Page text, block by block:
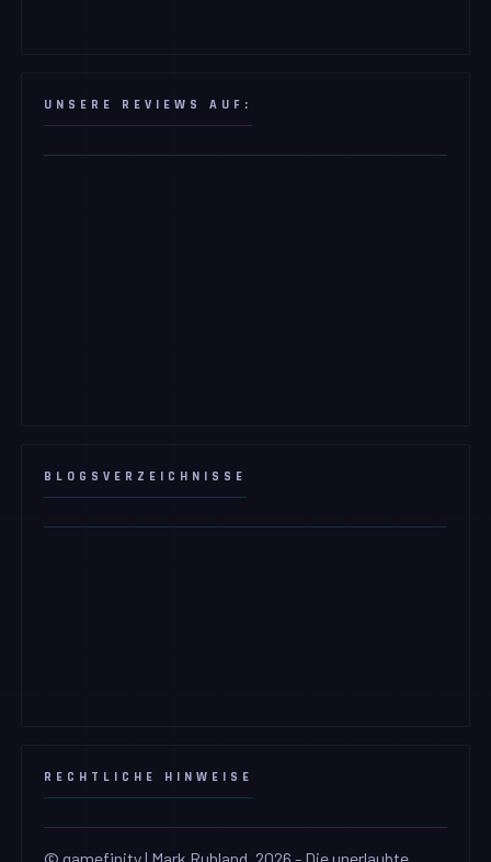
UNSERE REVIEWS AUF:
BLOGSVERZEICHNISSE
RECHTLICHE HINWEISE
© gamefinity | Mark Ruhland, 2026 - Die unerlaubte